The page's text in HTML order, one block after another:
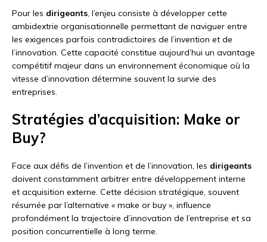
Pour les dirigeants, l’enjeu consiste à développer cette
ambidextrie organisationnelle permettant de naviguer entre
les exigences parfois contradictoires de l’invention et de
l’innovation. Cette capacité constitue aujourd’hui un avantage
compétitif majeur dans un environnement économique où la
vitesse d’innovation détermine souvent la survie des
entreprises.
Stratégies d’acquisition: Make or
Buy?
Face aux défis de l’invention et de l’innovation, les dirigeants
doivent constamment arbitrer entre développement interne
et acquisition externe. Cette décision stratégique, souvent
résumée par l’alternative « make or buy », influence
profondément la trajectoire d’innovation de l’entreprise et sa
position concurrentielle à long terme.